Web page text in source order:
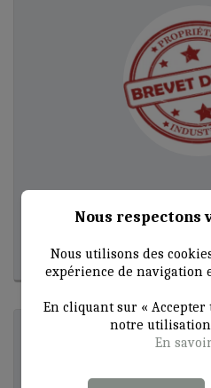
FR
Nous respectons
Nous utilisons des
expérience de navigation
En cliquant sur « Accepter
notre utilisation
En